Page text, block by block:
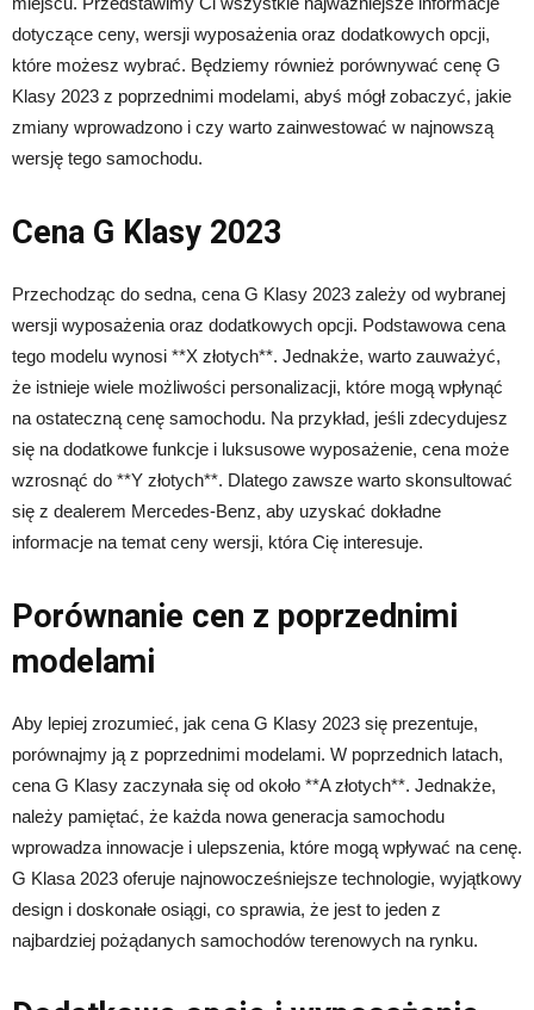
dotyczące ceny, wersji wyposażenia oraz dodatkowych opcji,
które możesz wybrać. Będziemy również porównywać cenę G
Klasy 2023 z poprzednimi modelami, abyś mógł zobaczyć, jakie
zmiany wprowadzono i czy warto zainwestować w najnowszą
wersję tego samochodu.
Cena G Klasy 2023
Przechodząc do sedna, cena G Klasy 2023 zależy od wybranej
wersji wyposażenia oraz dodatkowych opcji. Podstawowa cena
tego modelu wynosi **X złotych**. Jednakże, warto zauważyć,
że istnieje wiele możliwości personalizacji, które mogą wpłynąć
na ostateczną cenę samochodu. Na przykład, jeśli zdecydujesz
się na dodatkowe funkcje i luksusowe wyposażenie, cena może
wzrosnąć do **Y złotych**. Dlatego zawsze warto skonsultować
się z dealerem Mercedes-Benz, aby uzyskać dokładne
informacje na temat ceny wersji, która Cię interesuje.
Porównanie cen z poprzednimi
modelami
Aby lepiej zrozumieć, jak cena G Klasy 2023 się prezentuje,
porównajmy ją z poprzednimi modelami. W poprzednich latach,
cena G Klasy zaczynała się od około **A złotych**. Jednakże,
należy pamiętać, że każda nowa generacja samochodu
wprowadza innowacje i ulepszenia, które mogą wpływać na cenę.
G Klasa 2023 oferuje najnowocześniejsze technologie, wyjątkowy
design i doskonałe osiągi, co sprawia, że jest to jeden z
najbardziej pożądanych samochodów terenowych na rynku.